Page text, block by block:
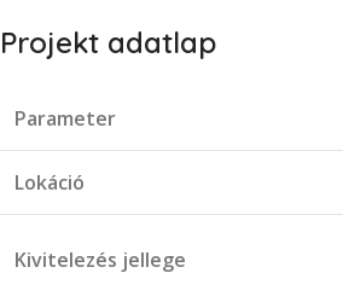
Projekt adatlap
Parameter
Lokáció
Kivitelezés jellege